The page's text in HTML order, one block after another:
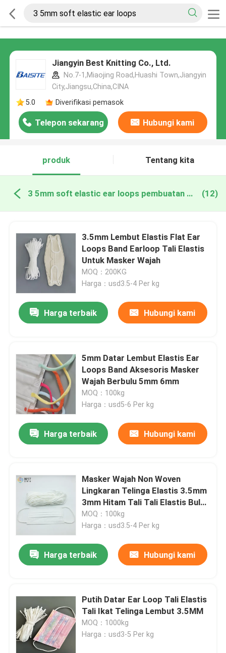
Jiangyin Best Knitting Co., Ltd.
No.7-1,Miaojing Road,Huashi Town,Jiangyin
City,Jiangsu,China,CINA
5.0
Diverifikasi pemasok
Telepon sekarang Hubungi kami
produk Tentang kita
3 5mm soft elastic ear loops pembuatan online (12)
3.5mm Lembut Elastis Flat Ear
Loops Band Earloop Tali Elastis
Untuk Masker Wajah
MOQ：200KG
Harga：usd3.5-4 Per kg
Harga terbaik Hubungi kami
5mm Datar Lembut Elastis Ear
Loops Band Aksesoris Masker
Wajah Berbulu 5mm 6mm
MOQ：100kg
Harga：usd5-6 Per kg
Harga terbaik Hubungi kami
Masker Wajah Non Woven
Lingkaran Telinga Elastis 3.5mm
3mm Hitam Tali Tali Elastis Bulat
Lembut
MOQ：100kg
Harga：usd3.5-4 Per kg
Harga terbaik Hubungi kami
Putih Datar Ear Loop Tali Elastis
Tali Ikat Telinga Lembut 3.5MM
MOQ：1000kg
Harga：usd3-5 Per kg